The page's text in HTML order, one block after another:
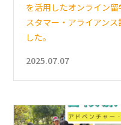
を活用したオンライン
スタマー・アライアン
した。
2025.07.07